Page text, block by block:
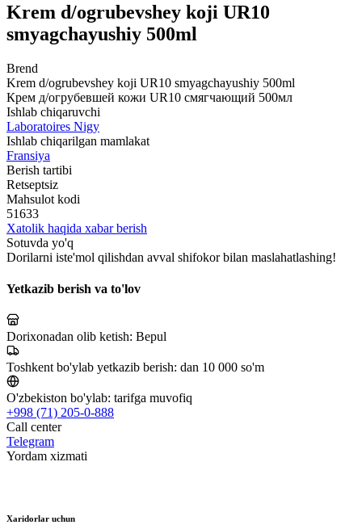
Krem d/ogrubevshey koji UR10
smyagchayushiy 500ml
Brend
Krem d/ogrubevshey koji UR10 smyagchayushiy 500ml
Крем д/огрубевшей кожи UR10 смягчающий 500мл
Ishlab chiqaruvchi
Laboratoires Nigy
Ishlab chiqarilgan mamlakat
Fransiya
Berish tartibi
Retseptsiz
Mahsulot kodi
51633
Xatolik haqida xabar berish
Sotuvda yo'q
Dorilarni iste'mol qilishdan avval shifokor bilan maslahatlashing!
Yetkazib berish va to'lov
Dorixonadan olib ketish: Bepul
Toshkent bo'ylab yetkazib berish: dan 10 000 so'm
O'zbekiston bo'ylab: tarifga muvofiq
+998 (71) 205-0-888
Call center
Telegram
Yordam xizmati
Xaridorlar uchun